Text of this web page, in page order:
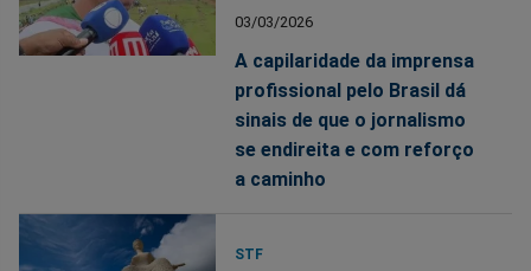
03/03/2026
A capilaridade da imprensa
profissional pelo Brasil dá
sinais de que o jornalismo
se endireita e com reforço
a caminho
STF